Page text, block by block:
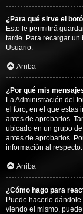
¿Para qué sirve el
Esto le permitirá
tarde. Para recargar
Usuario.
Arriba
¿Por qué mis
La Administración del
el foro, en el que estas
antes de aprobarlos.
ubicado en un grupo
antes de aprobarlos.
información al respecto.
Arriba
¿Cómo hago para
Puede hacerlo dándole
viendo el mismo,